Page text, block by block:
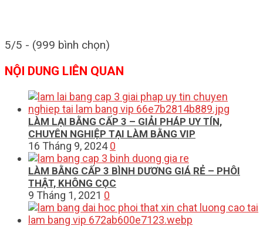
5/5 - (999 bình chọn)
NỘI DUNG LIÊN QUAN
LÀM LẠI BẰNG CẤP 3 – GIẢI PHÁP UY TÍN,
CHUYÊN NGHIỆP TẠI LÀM BẰNG VIP
16 Tháng 9, 2024 0
LÀM BẰNG CẤP 3 BÌNH DƯƠNG GIÁ RẺ – PHÔI
THẬT, KHÔNG CỌC
9 Tháng 1, 2021 0